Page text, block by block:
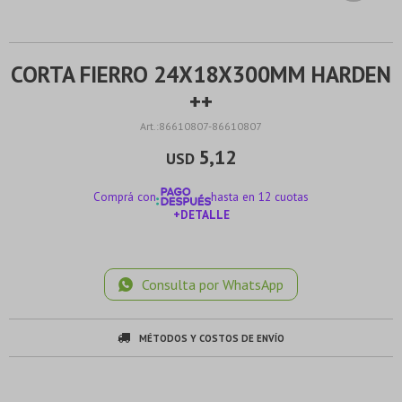
CORTA FIERRO 24X18X300MM HARDEN
++
86610807-86610807
USD 5,12
Comprá con
hasta en 12 cuotas
+DETALLE
Consulta por WhatsApp
MÉTODOS Y COSTOS DE ENVÍO